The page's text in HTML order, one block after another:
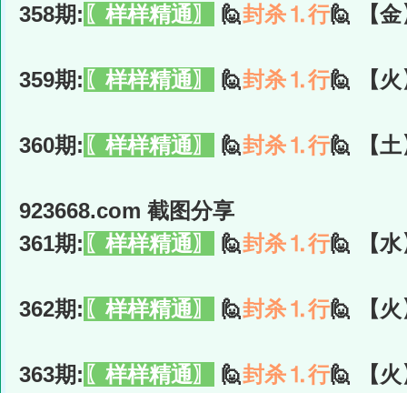
358期: 〖样样精通〗 🙋封杀⒈行🙋 【
359期: 〖样样精通〗 🙋封杀⒈行🙋 【
360期: 〖样样精通〗 🙋封杀⒈行🙋 【
923668.com 截图分享
361期: 〖样样精通〗 🙋封杀⒈行🙋 【
362期: 〖样样精通〗 🙋封杀⒈行🙋 【
363期: 〖样样精通〗 🙋封杀⒈行🙋 【